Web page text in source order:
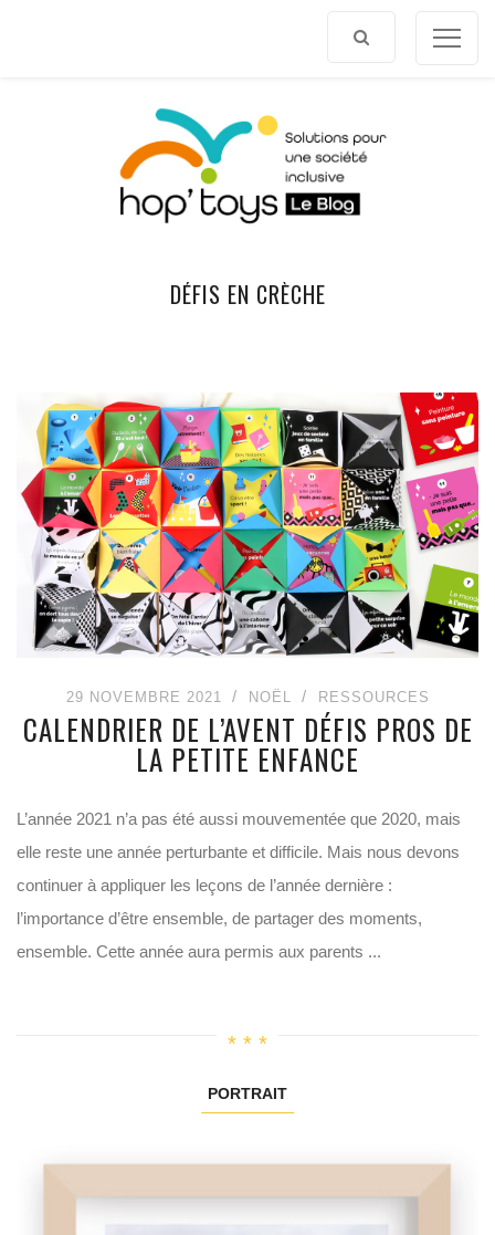
DÉFIS EN CRÈCHE
29 NOVEMBRE 2021 NOËL RESSOURCES
CALENDRIER DE L’AVENT DÉFIS PROS DE
LA PETITE ENFANCE
L’année 2021 n’a pas été aussi mouvementée que 2020, mais
elle reste une année perturbante et difficile. Mais nous devons
continuer à appliquer les leçons de l’année dernière :
l’importance d’être ensemble, de partager des moments,
ensemble. Cette année aura permis aux parents ...
PORTRAIT